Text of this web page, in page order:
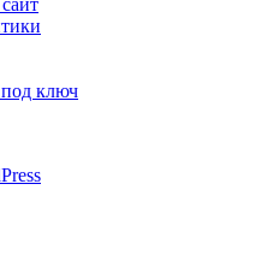
под ключ